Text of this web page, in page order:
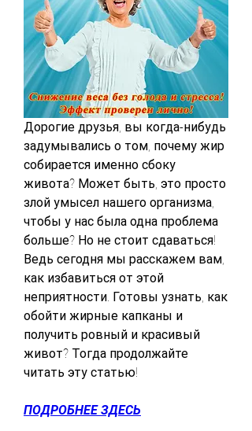
Дорогие друзья, вы когда-нибудь
задумывались о том, почему жир
собирается именно сбоку
живота? Может быть, это просто
злой умысел нашего организма,
чтобы у нас была одна проблема
больше? Но не стоит сдаваться!
Ведь сегодня мы расскажем вам,
как избавиться от этой
неприятности. Готовы узнать, как
обойти жирные капканы и
получить ровный и красивый
живот? Тогда продолжайте
читать эту статью!
ПОДРОБНЕЕ ЗДЕСЬ